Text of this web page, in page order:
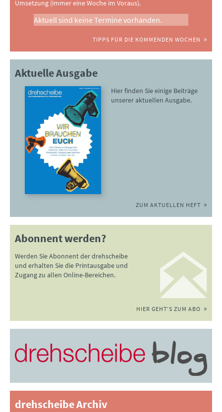
Umsetzung (immer eine Woche im Voraus).
Aktuell sind keine Termine vorhanden.
TIPPS FÜR DIE KOMMENDEN WOCHEN
Aktuelle Ausgabe
Hier finden Sie einige Beiträge
unserer aktuellen Ausgabe.
ZUM AKTUELLEN HEFT
Abonnent werden?
Werden Sie Abonnent der drehscheibe
und erhalten Sie die Printausgabe und
Zugang zu allen Online-Bereichen.
HIER GEHT'S ZUM ABO
drehscheibe Archiv